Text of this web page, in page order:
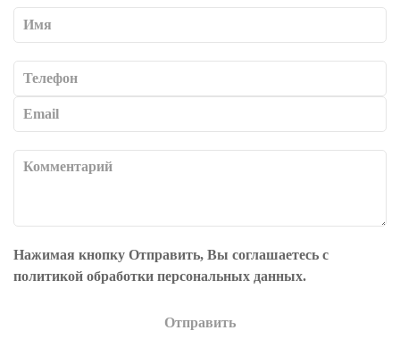
Нажимая кнопку Отправить, Вы соглашаетесь с
политикой обработки персональных данных.
Отправить